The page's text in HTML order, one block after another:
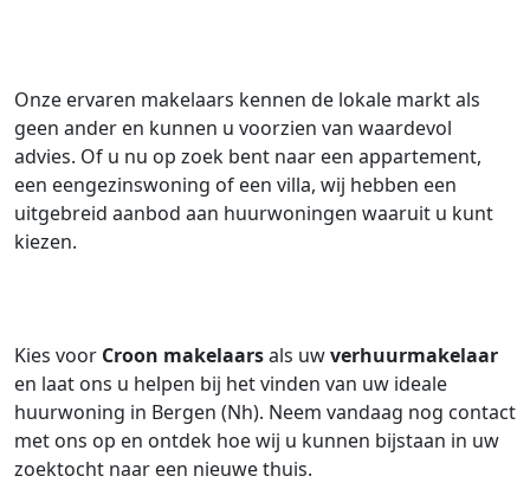
Onze ervaren makelaars kennen de lokale markt als
geen ander en kunnen u voorzien van waardevol
advies. Of u nu op zoek bent naar een appartement,
een eengezinswoning of een villa, wij hebben een
uitgebreid aanbod aan huurwoningen waaruit u kunt
kiezen.
Kies voor Croon makelaarsals uwverhuurmakelaar
en laat ons u helpen bij het vinden van uw ideale
huurwoning in Bergen (Nh). Neem vandaag nog contact
met ons op en ontdek hoe wij u kunnen bijstaan in uw
zoektocht naar een nieuwe thuis.